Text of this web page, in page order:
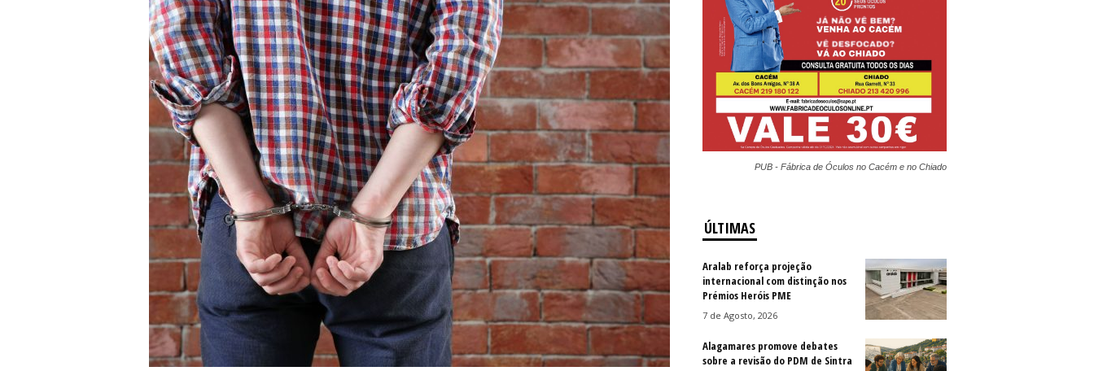
PUB - Fábrica de Óculos no Cacém e no Chiado
ÚLTIMAS
Aralab reforça projeção
internacional com distinção nos
Prémios Heróis PME
7 de Agosto, 2026
Alagamares promove debates
sobre a revisão do PDM de Sintra